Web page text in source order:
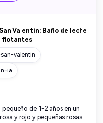
Valentín: Baño de leche
flotantes
valentin
ia
de 1-2 años en un
y rojo y pequeñas rosas